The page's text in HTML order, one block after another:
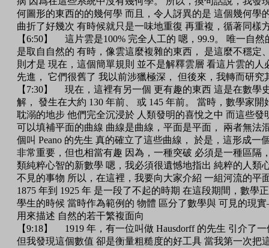
何圖形的東西的的幾何學 而且，令人訝異的是 這個幾何學
曲折了好幾次 有時候就只是一味地重復 再重複，循著同
【6:50】 這片雲是100% 完全人工的 嗯，99.9。 唯一自
是取自自然的 有時，像雲這麼複雜的東西， 是這麼不穩定
則才是 現在，這個簡單規則 並不是解釋雲層 看這片雲的
先進， 它們很舊了 我以前涉獵極深， 但後來，我轉而研
【7:30】 現在，這裡有另一個 更有趣的東西 這是在數學
解， 發生在大約 130 年前、 或 145 年前。 當時，數學家
耽溺的地步 他們完全沉浸於 人類發明的喜悅之中 而這些
可以填補平面的曲線 曲線是曲線，平面是平面， 兩者無法
個叫 Peano 的先生 真的確立了這些曲線， 於是，這形成
非常重要，但也相當有趣 因為，一種突破 必須是一種區隔
類純粹心智的新數學 嗯，我必須很遺憾地指出 純粹的人類
不見的事物 所以，在這裡，我要向大家介紹 一組河流的平
1875 年到 1925 年 是一段了不起的時期 在這段期間，數學
學生的時候 當時作為範例的 物體 區分了數學與 可見的現
用來描述 自然的若干繁複面向
【9:18】 1919 年，有一位叫做 Hausdorff 的先生 引介了
但我發現這個數值 卻是衡量粗糙度的好工具 當我第一次把